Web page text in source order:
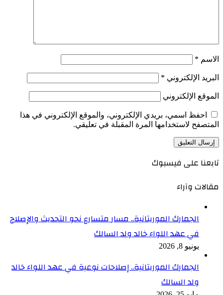
الاسم *
البريد الإلكتروني *
الموقع الإلكتروني
احفظ اسمي، بريدي الإلكتروني، والموقع الإلكتروني في هذا
المتصفح لاستخدامها المرة المقبلة في تعليقي.
تابعنا على فيسبوك
مقالات وآراء
الجمارك الموريتانية.. مسار متسارع نحو التحديث والإصلاح
في عهد اللواء خالد ولد السالك
يونيو 8, 2026
الجمارك الموريتانية.. إصلاحات نوعية في عهد اللواء خالد
ولد السالك